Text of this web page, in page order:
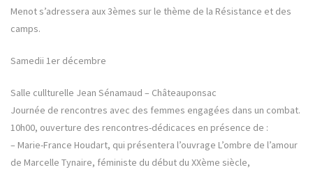
Menot s’adressera aux 3èmes sur le thème de la Résistance et des
camps.
Samedii 1er décembre
Salle cullturelle Jean Sénamaud – Châteauponsac
Journée de rencontres avec des femmes engagées dans un combat.
10h00, ouverture des rencontres-dédicaces en présence de :
– Marie-France Houdart, qui présentera l’ouvrage L’ombre de l’amour
de Marcelle Tynaire, féministe du début du XXème siècle,